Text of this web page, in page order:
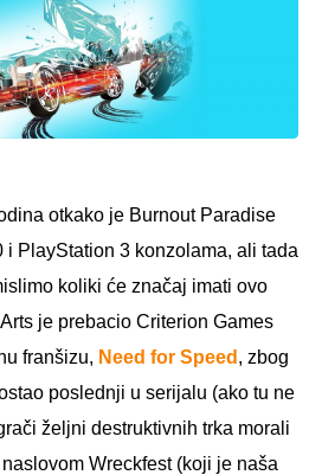
otkako je Burnout Paradise
PlayStation 3 konzolama, ali tada
koliki će značaj imati ovo
je prebacio Criterion Games
franšizu, Need for Speed , zbog
poslednji u serijalu (ako tu ne
željni destruktivnih trka morali
Wreckfest (koji je naša